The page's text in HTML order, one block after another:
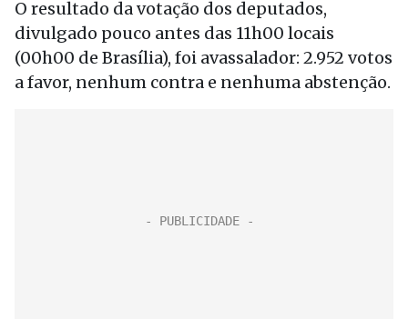
O resultado da votação dos deputados,
divulgado pouco antes das 11h00 locais
(00h00 de Brasília), foi avassalador: 2.952 votos
a favor, nenhum contra e nenhuma abstenção.